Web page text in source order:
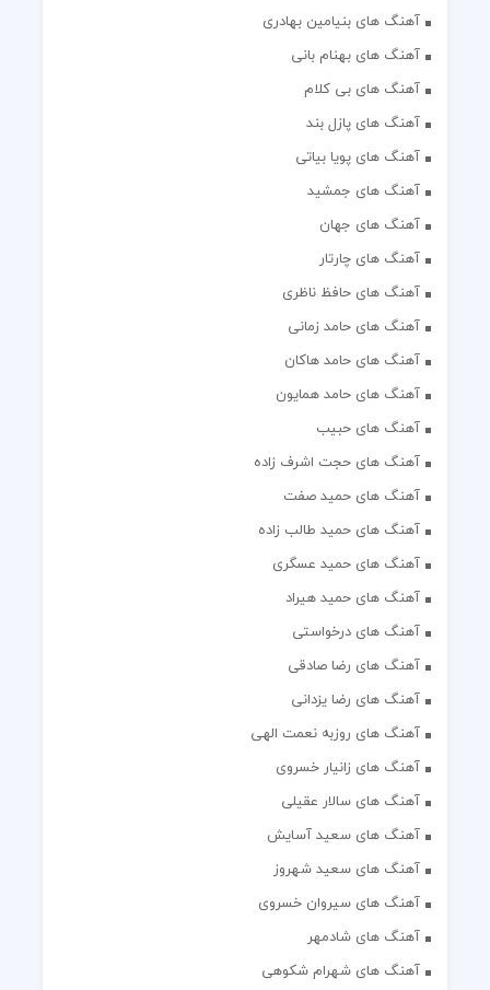
آهنگ های بنیامین بهادری
آهنگ های بهنام بانی
آهنگ های بی کلام
آهنگ های پازل بند
آهنگ های پویا بیاتی
آهنگ های جمشید
آهنگ های جهان
آهنگ های چارتار
آهنگ های حافظ ناظری
آهنگ های حامد زمانی
آهنگ های حامد هاکان
آهنگ های حامد همایون
آهنگ های حبیب
آهنگ های حجت اشرف زاده
آهنگ های حمید صفت
آهنگ های حمید طالب زاده
آهنگ های حمید عسگری
آهنگ های حمید هیراد
آهنگ های درخواستی
آهنگ های رضا صادقی
آهنگ های رضا یزدانی
آهنگ های روزبه نعمت الهی
آهنگ های زانیار خسروی
آهنگ های سالار عقیلی
آهنگ های سعید آسایش
آهنگ های سعید شهروز
آهنگ های سیروان خسروی
آهنگ های شادمهر
آهنگ های شهرام شکوهی